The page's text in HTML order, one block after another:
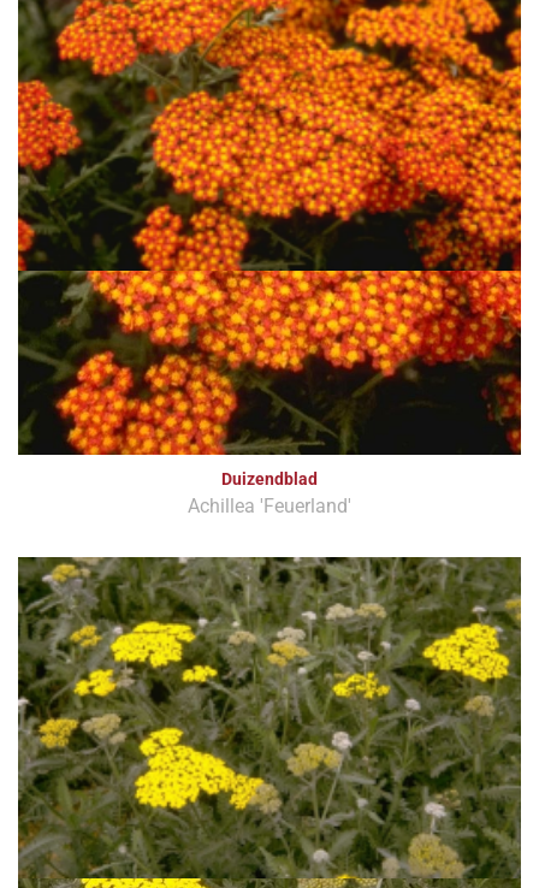
Duizendblad
Achillea 'Feuerland'